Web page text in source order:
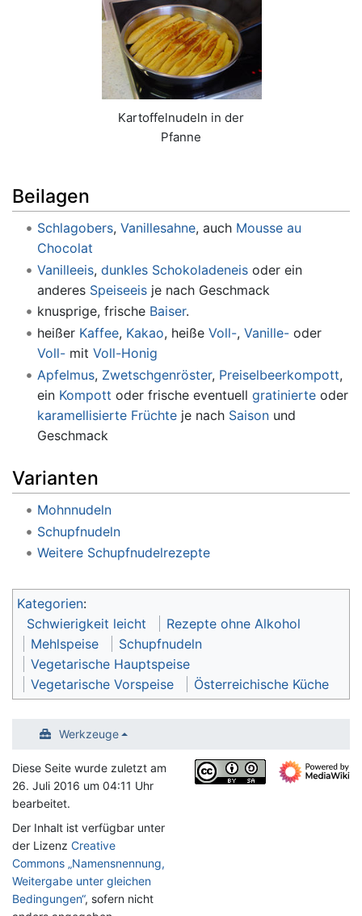
Kartoffelnudeln in der
Pfanne
Beilagen
Schlagobers, Vanillesahne, auch Mousse au
Chocolat
Vanilleeis, dunkles Schokoladeneisoder ein
anderes Speiseeisje nach Geschmack
knusprige, frische Baiser.
heißer Kaffee, Kakao, heiße Voll-, Vanille-oder
Voll-mit Voll-Honig
Apfelmus, Zwetschgenröster, Preiselbeerkompott,
ein Kompott oder frische eventuell gratinierteoder
karamellisierte Früchteje nach Saisonund
Geschmack
Varianten
Mohnnudeln
Schupfnudeln
Weitere Schupfnudelrezepte
Kategorien:
Schwierigkeit leicht
Rezepte ohne Alkohol
Mehlspeise
Schupfnudeln
Vegetarische Hauptspeise
Vegetarische Vorspeise
Österreichische Küche
Werkzeuge
Diese Seite wurde zuletzt am
26. Juli 2016 um 04:11 Uhr
bearbeitet.
Der Inhalt ist verfügbar unter
der Lizenz Creative
Commons „Namensnennung,
Weitergabe unter gleichen
Bedingungen“, sofern nicht